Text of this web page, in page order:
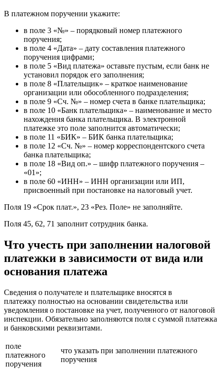
В платежном поручении укажите:
в поле 3 «№» – порядковый номер платежного
поручения;
в поле 4 «Дата» – дату составления платежного
поручения цифрами;
в поле 5 «Вид платежа» оставьте пустым, если банк не
установил порядок его заполнения;
в поле 8 «Плательщик» – краткое наименование
организации или обособленного подразделения;
в поле 9 «Сч. №» – номер счета в банке плательщика;
в поле 10 «Банк плательщика» – наименование и место
нахождения банка плательщика. В электронной
платежке это поле заполнится автоматически;
в поле 11 «БИК» – БИК банка плательщика;
в поле 12 «Сч. №» – номер корреспондентского счета
банка плательщика;
в поле 18 «Вид оп.» – шифр платежного поручения –
«01»;
в поле 60 «ИНН» – ИНН организации или ИП,
присвоенный при постановке на налоговый учет.
Поля 19 «Срок плат.», 23 «Рез. Поле» не заполняйте.
Поля 45, 62, 71 заполнит сотрудник банка.
Что учесть при заполнении налоговой
платежки в зависимости от вида или
основания платежа
Сведения о получателе и плательщике вносятся в
платежку полностью на основании свидетельства или
уведомления о постановке на учет, полученного от налоговой
инспекции. Обязательно заполняются поля с суммой платежка
и банковскими реквизитами.
поле
платежного
поручения
что указать при заполнении платежного
поручения